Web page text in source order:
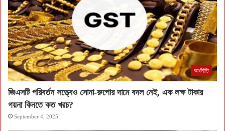
অর্থনীতি
জিএসটি পরিবর্তন সত্ত্বেও সোনা-রুপোর দামে বদল নেই, এক লক্ষ টাকার
গয়না কিনতে কত খরচ?
September 4, 2025